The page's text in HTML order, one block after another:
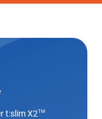
t:slim X2TM